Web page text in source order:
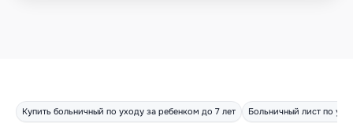
Купить больничный по уходу за ребенком до 7 лет Больничный лист по